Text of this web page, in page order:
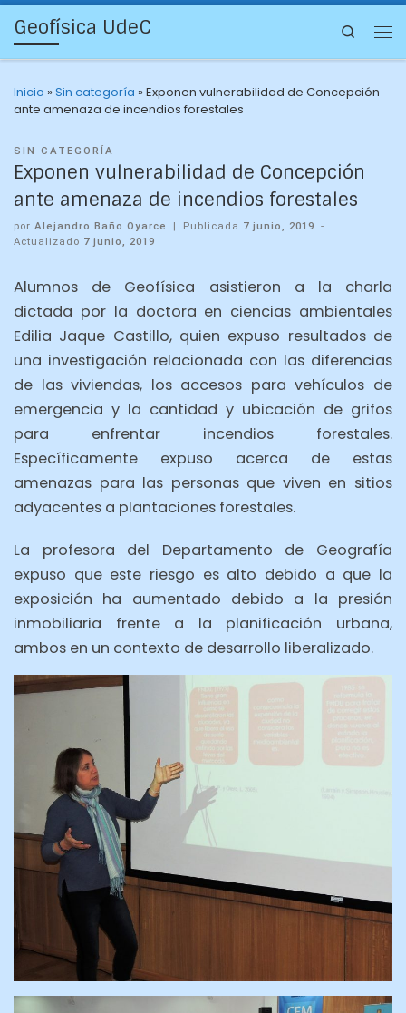
Geofísica UdeC Search
Inicio »Sin categoría »Exponen vulnerabilidad de Concepción
ante amenaza de incendios forestales
SIN CATEGORÍA
Exponen vulnerabilidad de Concepción
ante amenaza de incendios forestales
por Alejandro Baño Oyarce | Publicada 7 junio, 2019 -
Actualizado 7 junio, 2019
Alumnos de Geofísica asistieron a la charla
dictada por la doctora en ciencias ambientales
Edilia Jaque Castillo, quien expuso resultados de
una investigación relacionada con las diferencias
de las viviendas, los accesos para vehículos de
emergencia y la cantidad y ubicación de grifos
para enfrentar incendios forestales.
Específicamente expuso acerca de estas
amenazas para las personas que viven en sitios
adyacentes a plantaciones forestales.
La profesora del Departamento de Geografía
expuso que este riesgo es alto debido a que la
exposición ha aumentado debido a la presión
inmobiliaria frente a la planificación urbana,
ambos en un contexto de desarrollo liberalizado.